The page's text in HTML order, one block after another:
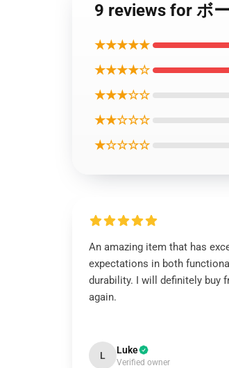
9 reviews for ボ
★★★★★
★★★★☆
★★★☆☆
★★☆☆☆
★☆☆☆☆
An amazing item that has
expectations in both
durability. I will definitely buy
again.
L Luke
Verified owner